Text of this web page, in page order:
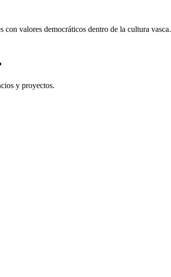
valores democráticos dentro de la cultura vasca.
y proyectos.